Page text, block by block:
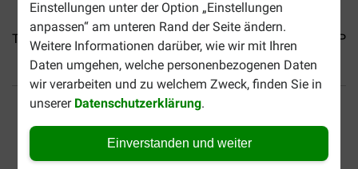
Einstellungen unter der Option „Einstellungen
anpassen“ am unteren Rand der Seite ändern.
Weitere Informationen darüber, wie wir mit Ihren
Daten umgehen, welche personenbezogenen Daten
wir verarbeiten und zu welchem Zweck, finden Sie in
unserer Datenschutzerklärung.
Einverstanden und weiter
Trixie Decke Kenny für... Trixie Cosy Decke für Hund...
Bis 30% günstiger
Versandkostenfrei ab 49 €